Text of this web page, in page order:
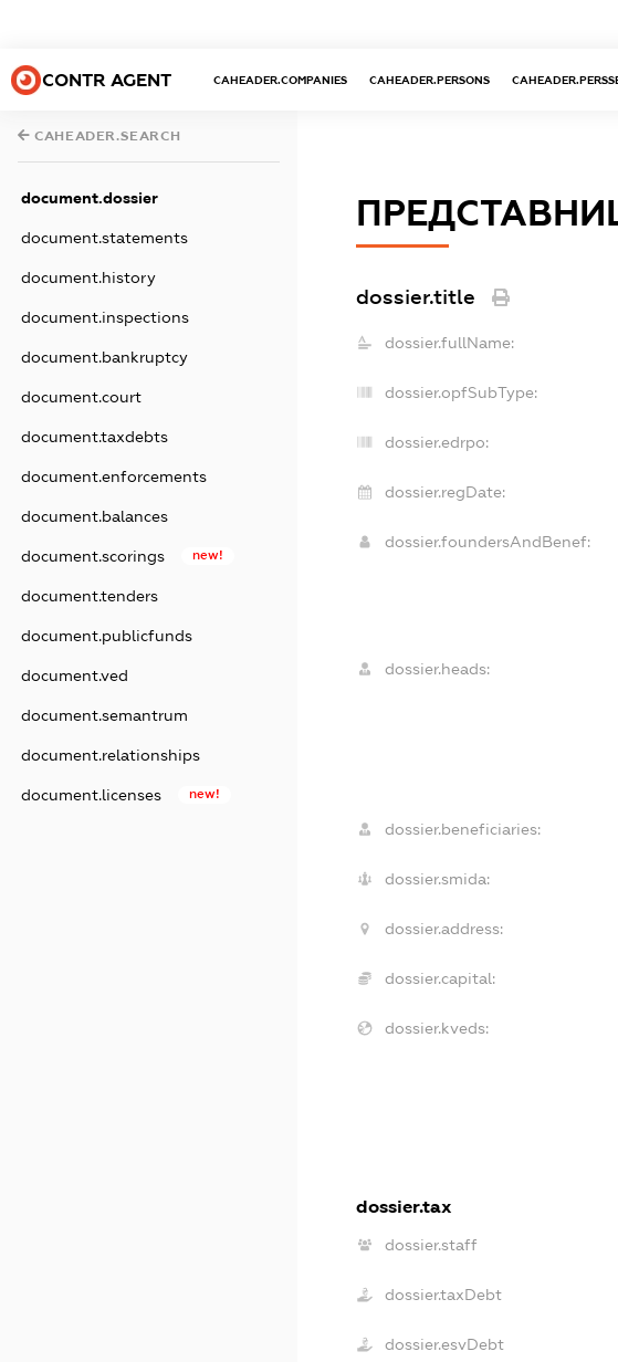
CONTR AGENT CAHEADER.COMPANIES CAHEADER.PERSONS
CAHEADER.SEARCH
document.dossier
document.statements
document.history
document.inspections
document.bankruptcy
document.court
document.taxdebts
document.enforcements
document.balances
document.scorings new!
document.tenders
document.publicfunds
document.ved
document.semantrum
document.relationships
document.licenses new!
dossier.title
dossier.fullName:
dossier.opfSubType:
dossier.edrpo:
dossier.regDate:
dossier.foundersAndBenef:
dossier.heads:
dossier.beneficiaries:
dossier.smida:
dossier.address:
dossier.capital:
dossier.kveds:
dossier.tax
dossier.staff
dossier.taxDebt
dossier.esvDebt